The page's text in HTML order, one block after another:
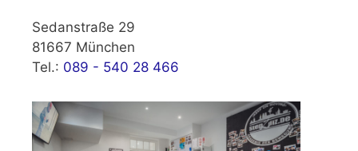
Sedanstraße 29
81667 München
Tel.: 089 - 540 28 466